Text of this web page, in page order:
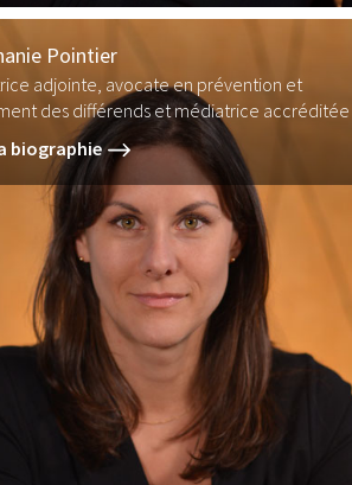
Pointier
adjointe, avocate en prévention et
des différends et médiatrice accréditée
biographie